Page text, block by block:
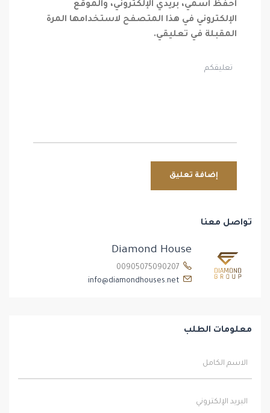
احفظ اسمي، بريدي الإلكتروني، والموقع
الإلكتروني في هذا المتصفح لاستخدامها المرة
المقبلة في تعليقي.
تواصل معنا
Diamond House
info@diamondhouses.net
معلومات الطلب